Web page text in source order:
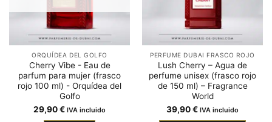
ORQUÍDEA DEL GOLFO
Cherry Vibe - Eau de
parfum para mujer (frasco
rojo 100 ml) - Orquídea del
Golfo
29,90€ IVA incluido
PERFUME DUBAI FRASCO ROJO
Lush Cherry – Agua de
perfume unisex (frasco rojo
de 150 ml) – Fragrance
World
39,90€ IVA incluido